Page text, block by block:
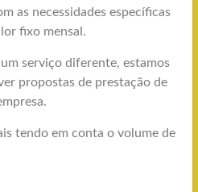
as necessidades específicas
fixo mensal.
serviço diferente, estamos
propostas de prestação de
tendo em conta o volume de